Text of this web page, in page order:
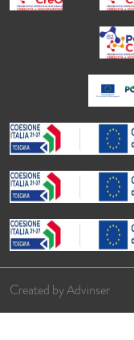
Created byAdvinser